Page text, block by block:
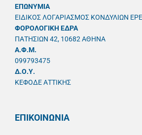
ΕΠΩΝΥΜΙΑ
ΕΙΔΙΚΟΣ ΛΟΓΑΡΙΑΣΜΟΣ ΚΟΝΔΥΛΙΩΝ
ΦΟΡΟΛΟΓΙΚΗ ΕΔΡΑ
ΠΑΤΗΣΙΩΝ 42, 10682 ΑΘΗΝΑ
A.Φ.Μ.
099793475
Δ.Ο.Υ.
ΚΕΦΟΔΕ ΑΤΤΙΚΗΣ
ΕΠΙΚΟΙΝΩΝΙΑ